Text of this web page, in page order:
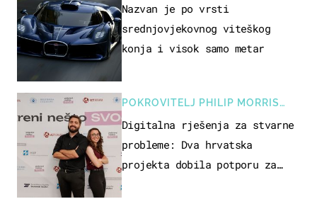
Nazvan je po vrsti
srednjovjekovnog viteškog
konja i visok samo metar
POKROVITELJ PHILIP MORRIS
ZAGREB
Digitalna rješenja za stvarne
probleme: Dva hrvatska
projekta dobila potporu za